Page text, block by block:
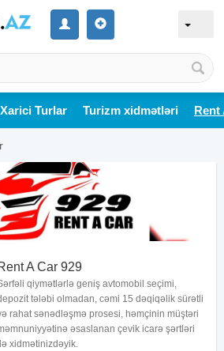
Xarici Turlar Turizm xidmətləri Rent
A Car 929
qiymətlərlə geniş avtomobil seçimi,
tələbi olmadan, cəmi 15 dəqiqəlik sürətli
rahat sənədləşmə prosesi, həmçinin müştəri
əsaslanan çevik icarə şərtləri
xidmətinizdəyik.